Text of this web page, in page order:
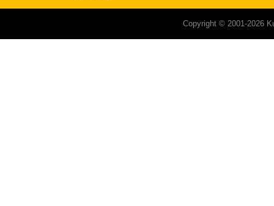
Copyright © 2001-2026